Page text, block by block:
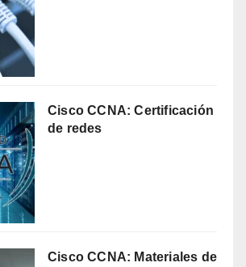
Cisco CCNA: Certificación
de redes
Cisco CCNA: Materiales de